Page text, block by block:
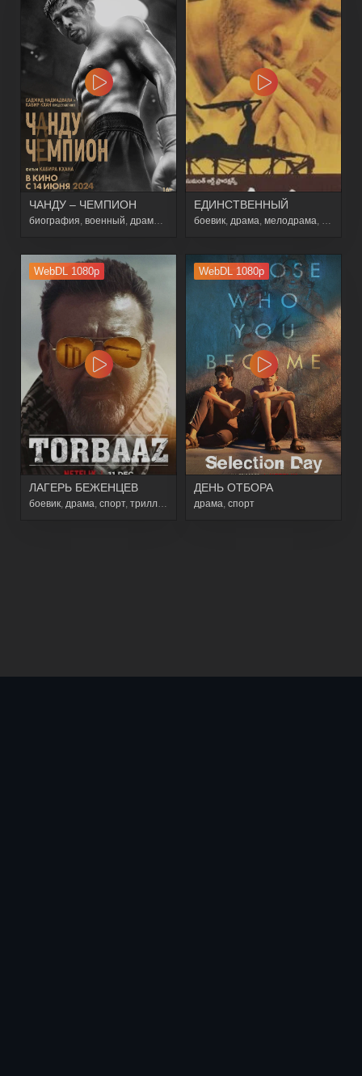
ЧАНДУ – ЧЕМПИОН
биография, военный, драма , история,спорт
ЕДИНСТВЕННЫЙ
боевик, драма, мелодрама, спорт
WebDL 1080p
ЛАГЕРЬ БЕЖЕНЦЕВ
боевик драма спорт, триллер
WebDL 1080p
ДЕНЬ ОТБОРА
драма спорт